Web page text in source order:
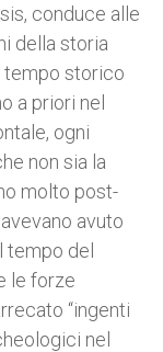
conduce alle
della storia
tempo storico
a priori nel
ogni
non sia la
molto post-
avuto
tempo del
le forze
“ingenti
nel